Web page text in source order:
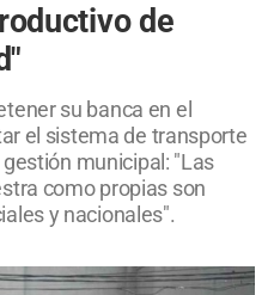
de
su banca en el
el sistema de transporte
municipal: "Las
como propias son
y nacionales".